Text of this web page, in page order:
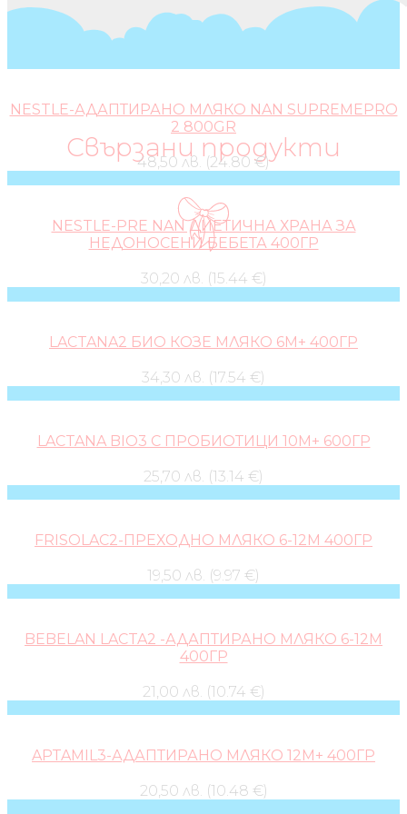
Свързани продукти
NESTLE-АДАПТИРАНО МЛЯКО NAN SUPREMEPRO
2 800GR
48,50 лв. (24.80 €)
NESTLE-PRE NAN ДИЕТИЧНА ХРАНА ЗА
НЕДОНОСЕНИ БЕБЕТА 400ГР
30,20 лв. (15.44 €)
LACTANA2 БИО КОЗЕ МЛЯКО 6М+ 400ГР
34,30 лв. (17.54 €)
LACTANA BIO3 С ПРОБИОТИЦИ 10М+ 600ГР
25,70 лв. (13.14 €)
FRISOLAC2-ПРЕХОДНО МЛЯКО 6-12М 400ГР
19,50 лв. (9.97 €)
BEBELAN LACTA2 -АДАПТИРАНО МЛЯКО 6-12М
400ГР
21,00 лв. (10.74 €)
APTAMIL3-АДАПТИРАНО МЛЯКО 12М+ 400ГР
20,50 лв. (10.48 €)